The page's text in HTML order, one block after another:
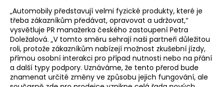
„Automobily představují velmi fyzické produkty, které je
třeba zákazníkům předávat, opravovat a udržovat,“
vysvětluje PR manažerka českého zastoupení Petra
Doležalová. „V tomto směru sehrají naši partneři důležitou
roli, protože zákazníkům nabízejí možnost zkušební jízdy,
přímou osobní interakci pro případ nutnosti nebo na přání
a další typy podpory. Uznáváme, že tento přerod bude
znamenat určité změny ve způsobu jejich fungování, ale